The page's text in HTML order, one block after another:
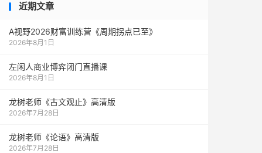
近期文章
A视野2026财富训练营《周期拐点已至》
2026年8月1日
左闲人商业博弈闭门直播课
2026年8月1日
龙树老师《古文观止》高清版
2026年7月28日
龙树老师《论语》高清版
2026年7月28日